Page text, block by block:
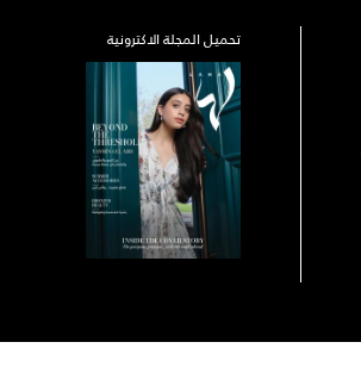
تحميل المجلة الاكترونية